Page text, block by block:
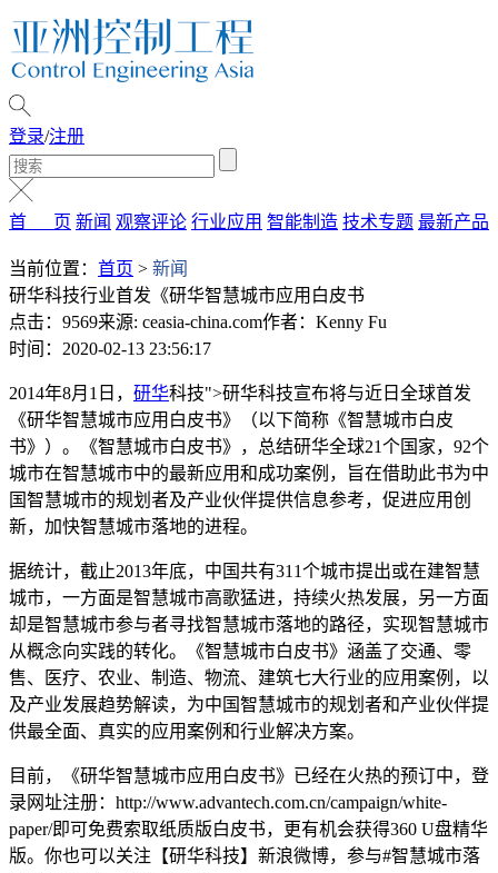
登录/注册
首 页 新闻 观察评论 行业应用 智能制造 技术专题 最新产品
当前位置： 首页 > 新闻
研华科技行业首发《研华智慧城市应用白皮书
点击：9569来源: ceasia-china.com作者：Kenny Fu
时间：2020-02-13 23:56:17
2014年8月1日， 研华科技">研华科技宣布将与近日全球首发
《研华智慧城市应用白皮书》（以下简称《智慧城市白皮
书》）。《智慧城市白皮书》，总结研华全球21个国家，92个
城市在智慧城市中的最新应用和成功案例，旨在借助此书为中
国智慧城市的规划者及产业伙伴提供信息参考，促进应用创
新，加快智慧城市落地的进程。
据统计，截止2013年底，中国共有311个城市提出或在建智慧
城市，一方面是智慧城市高歌猛进，持续火热发展，另一方面
却是智慧城市参与者寻找智慧城市落地的路径，实现智慧城市
从概念向实践的转化。《智慧城市白皮书》涵盖了交通、零
售、医疗、农业、制造、物流、建筑七大行业的应用案例，以
及产业发展趋势解读，为中国智慧城市的规划者和产业伙伴提
供最全面、真实的应用案例和行业解决方案。
目前，《研华智慧城市应用白皮书》已经在火热的预订中，登
录网址注册：http://www.advantech.com.cn/campaign/white-
paper/即可免费索取纸质版白皮书，更有机会获得360 U盘精华
版。你也可以关注【研华科技】新浪微博，参与#智慧城市落